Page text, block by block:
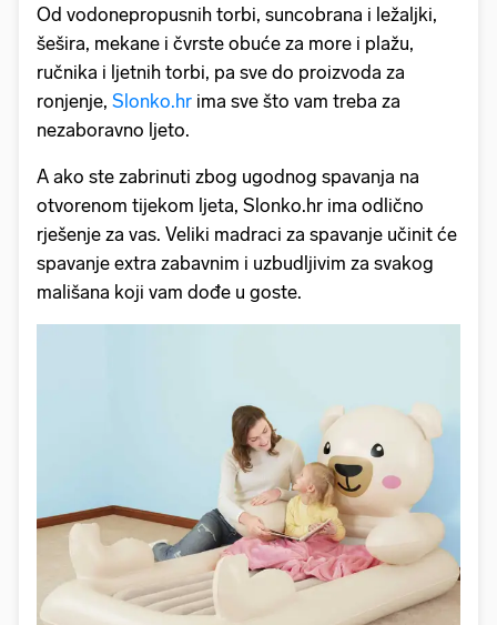
Od vodonepropusnih torbi, suncobrana i ležaljki,
šešira, mekane i čvrste obuće za more i plažu,
ručnika i ljetnih torbi, pa sve do proizvoda za
ronjenje, Slonko.hr ima sve što vam treba za
nezaboravno ljeto.
A ako ste zabrinuti zbog ugodnog spavanja na
otvorenom tijekom ljeta, Slonko.hr ima odlično
rješenje za vas. Veliki madraci za spavanje učinit će
spavanje extra zabavnim i uzbudljivim za svakog
mališana koji vam dođe u goste.